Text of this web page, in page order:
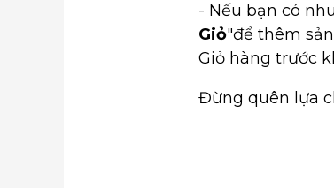
- Nếu bạn có
Giỏ"để thêm
Giỏ hàng trước
Đừng quên lựa